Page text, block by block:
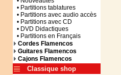
• Partitions tablatures
• Partitions avec audio accès
• Partitions avec CD
• DVD Didactiques
• Partitions en Français
Cordes Flamencos
Guitares Flamencos
Cajons Flamencos
Classique shop